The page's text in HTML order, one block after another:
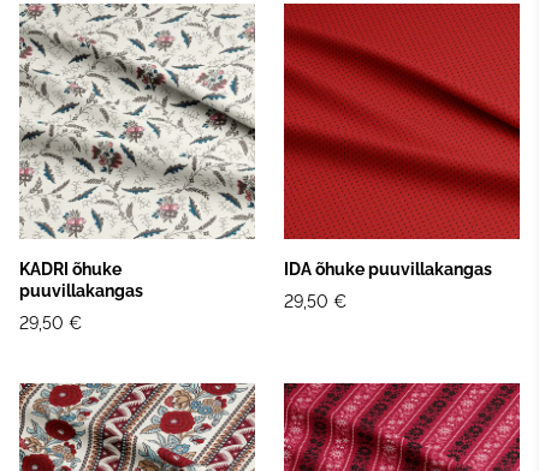
KADRI õhuke
puuvillakangas
29,50 €
IDA õhuke puuvillakangas
29,50 €